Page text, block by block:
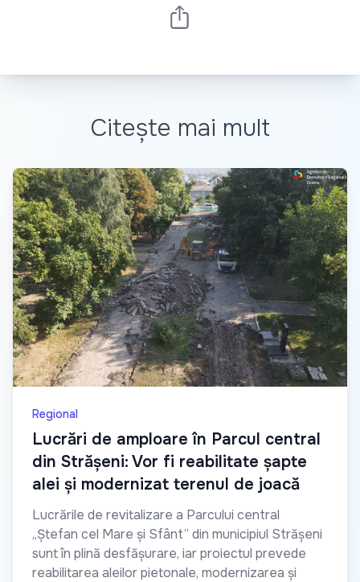
Citește mai mult
Regional
Lucrări de amploare în Parcul central
din Strășeni: Vor fi reabilitate șapte
alei și modernizat terenul de joacă
Lucrările de revitalizare a Parcului central
„Ștefan cel Mare și Sfânt” din municipiul Strășeni
sunt în plină desfășurare, iar proiectul prevede
reabilitarea aleilor pietonale, modernizarea și